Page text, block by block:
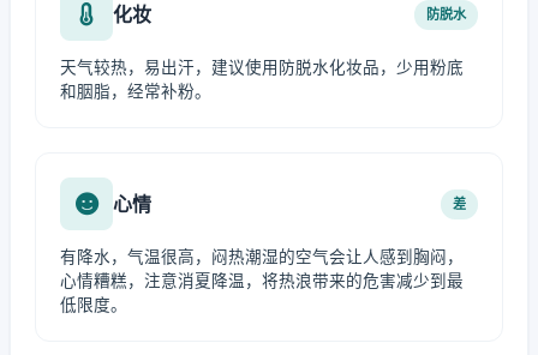
化妆 防脱水
天气较热，易出汗，建议使用防脱水化妆品，少用粉底
和胭脂，经常补粉。
心情 差
有降水，气温很高，闷热潮湿的空气会让人感到胸闷，
心情糟糕，注意消夏降温，将热浪带来的危害减少到最
低限度。